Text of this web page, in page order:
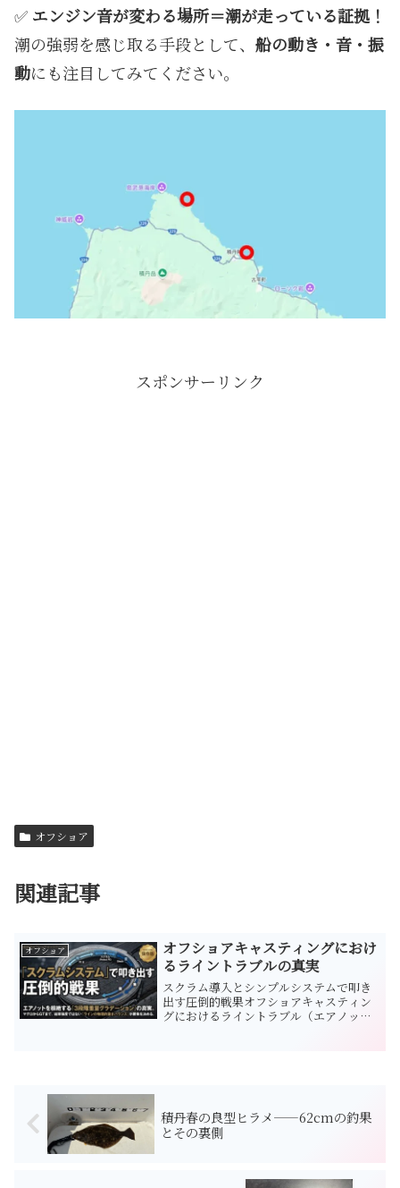
✅ エンジン音が変わる場所＝潮が走っている証拠！
潮の強弱を感じ取る手段として、 船の動き・音・振
動にも注目してみてください。
スポンサーリンク
オフショア
関連記事
オフショア
オフショアキャスティングにおけ
るライントラブルの真実
スクラム導入とシンプルシステムで叩き
出す圧倒的戦果オフショアキャスティン
グにおけるライントラブル（エアノッ
積丹春の良型ヒラメ——62cmの釣果
とその裏側